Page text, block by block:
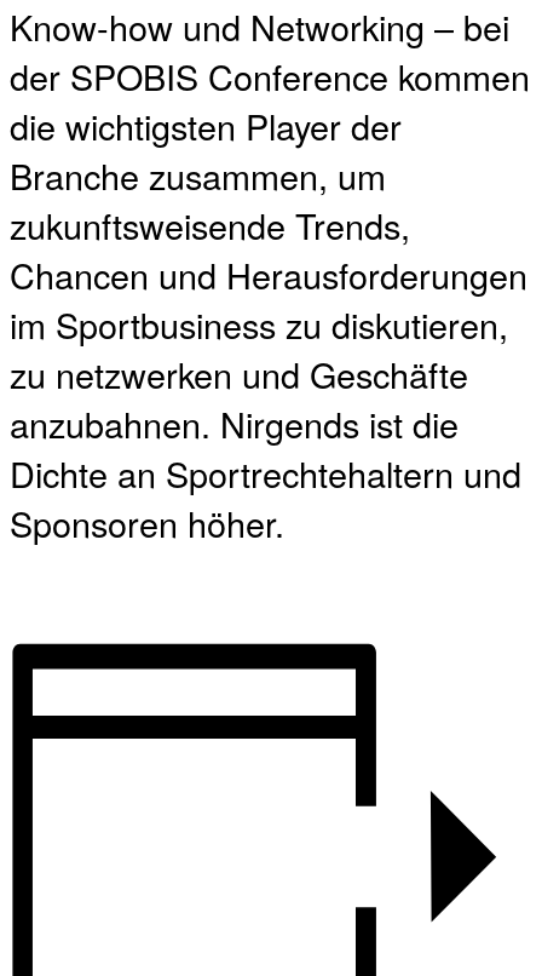
Know-how und Networking – bei
der SPOBIS Conference kommen
die wichtigsten Player der
Branche zusammen, um
zukunftsweisende Trends,
Chancen und Herausforderungen
im Sportbusiness zu diskutieren,
zu netzwerken und Geschäfte
anzubahnen. Nirgends ist die
Dichte an Sportrechtehaltern und
Sponsoren höher.